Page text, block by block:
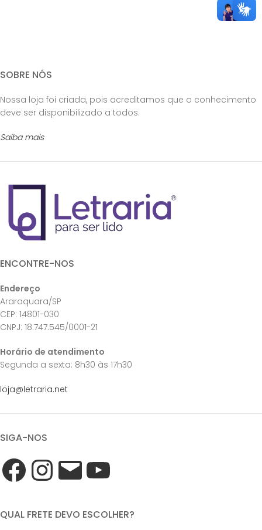
SOBRE NÓS
Nossa loja foi criada, pois acreditamos que o conhecimento
deve ser disponibilizado a todos.
Saiba mais
ENCONTRE-NOS
Endereço
Araraquara/SP
CEP: 14801-030
CNPJ: 18.747.545/0001-21
Horário de atendimento
Segunda a sexta: 8h30 às 17h30
loja@letraria.net
SIGA-NOS
QUAL FRETE DEVO ESCOLHER?